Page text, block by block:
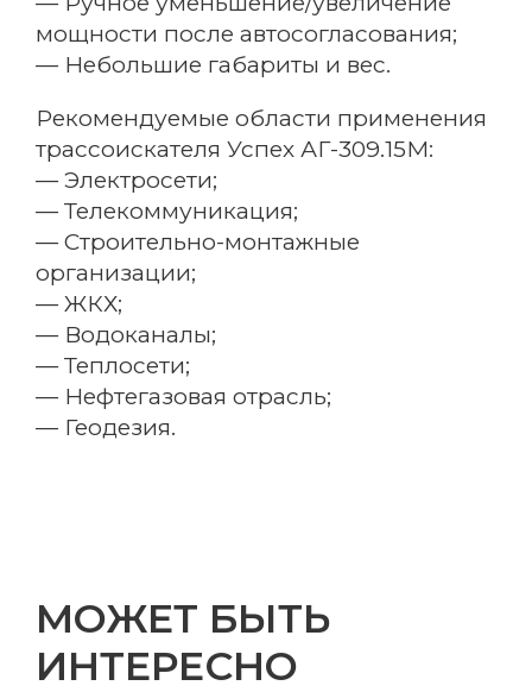
мощности после автосогласования;
— Небольшие габариты и вес.
Рекомендуемые области применения
трассоискателя Успех АГ-309.15М:
— Электросети;
— Телекоммуникация;
— Строительно-монтажные
организации;
— ЖКХ;
— Водоканалы;
— Теплосети;
— Нефтегазовая отрасль;
— Геодезия.
МОЖЕТ БЫТЬ
ИНТЕРЕСНО